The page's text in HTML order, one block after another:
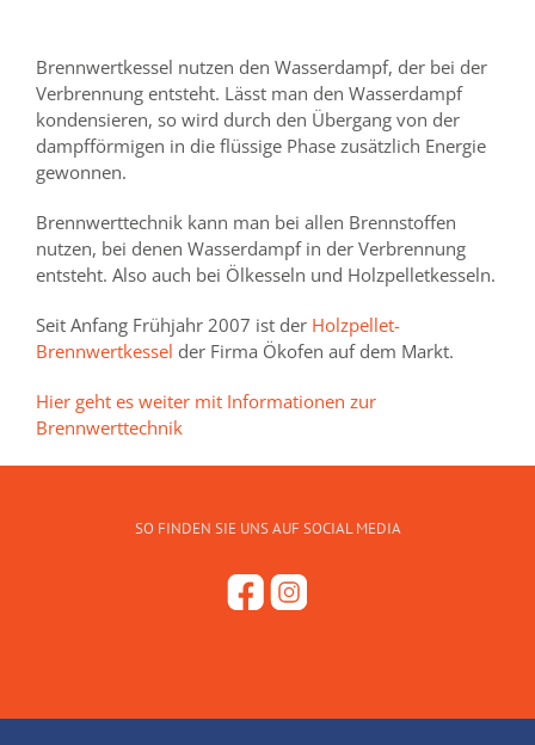
Brennwertkessel nutzen den Wasserdampf, der bei der
Verbrennung entsteht. Lässt man den Wasserdampf
kondensieren, so wird durch den Übergang von der
dampfförmigen in die flüssige Phase zusätzlich Energie
gewonnen.
Brennwerttechnik kann man bei allen Brennstoffen
nutzen, bei denen Wasserdampf in der Verbrennung
entsteht. Also auch bei Ölkesseln und Holzpelletkesseln.
Seit Anfang Frühjahr 2007 ist der Holzpellet-
Brennwertkessel der Firma Ökofen auf dem Markt.
Hier geht es weiter mit Informationen zur
Brennwerttechnik
SO FINDEN SIE UNS AUF SOCIAL MEDIA